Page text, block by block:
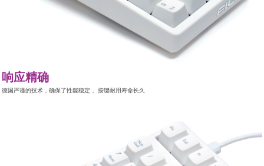
响应精确
德国严谨的技术，确保了性能稳定， 按键耐用寿命长久